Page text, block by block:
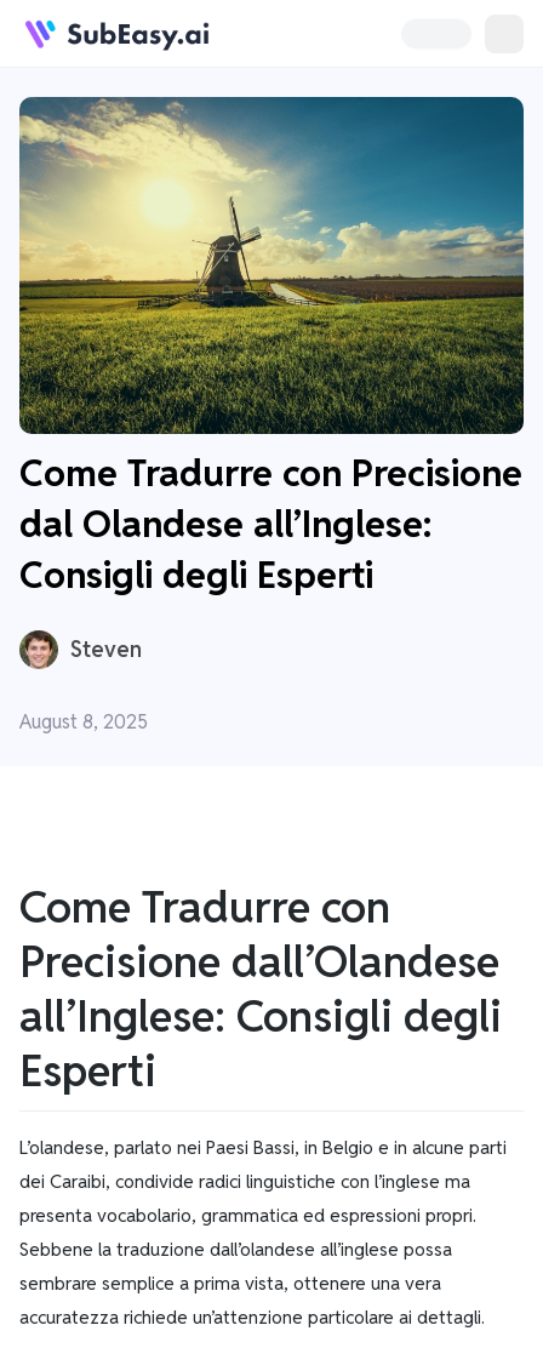
Come Tradurre con Precisione
dal Olandese all’Inglese:
Consigli degli Esperti
Steven
August 8, 2025
Come Tradurre con
Precisione dall’Olandese
all’Inglese: Consigli degli
Esperti
L’olandese, parlato nei Paesi Bassi, in Belgio e in alcune parti
dei Caraibi, condivide radici linguistiche con l’inglese ma
presenta vocabolario, grammatica ed espressioni propri.
Sebbene la traduzione dall’olandese all’inglese possa
sembrare semplice a prima vista, ottenere una vera
accuratezza richiede un’attenzione particolare ai dettagli.